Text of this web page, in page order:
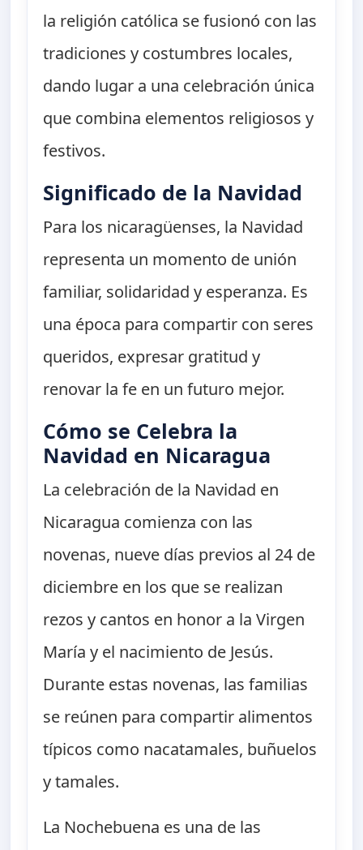
la religión católica se fusionó con las
tradiciones y costumbres locales,
dando lugar a una celebración única
que combina elementos religiosos y
festivos.
Significado de la Navidad
Para los nicaragüenses, la Navidad
representa un momento de unión
familiar, solidaridad y esperanza. Es
una época para compartir con seres
queridos, expresar gratitud y
renovar la fe en un futuro mejor.
Cómo se Celebra la
Navidad en Nicaragua
La celebración de la Navidad en
Nicaragua comienza con las
novenas, nueve días previos al 24 de
diciembre en los que se realizan
rezos y cantos en honor a la Virgen
María y el nacimiento de Jesús.
Durante estas novenas, las familias
se reúnen para compartir alimentos
típicos como nacatamales, buñuelos
y tamales.
La Nochebuena es una de las